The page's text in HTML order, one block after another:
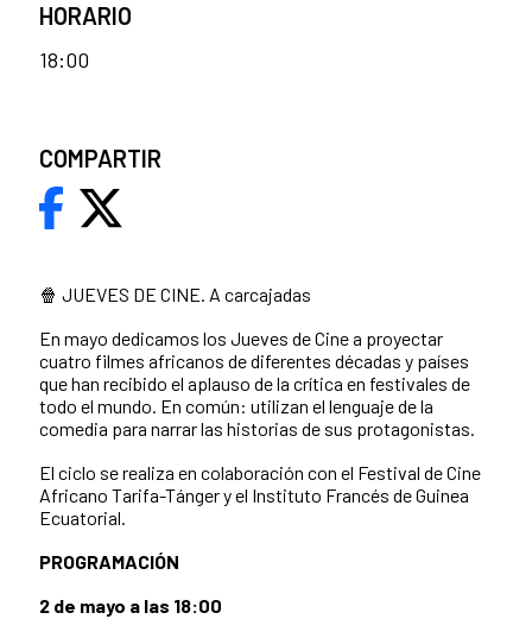
🍿 JUEVES DE CINE. A carcajadas
En mayo dedicamos los Jueves de Cine a proyectar
cuatro filmes africanos de diferentes décadas y países
que han recibido el aplauso de la crítica en festivales de
todo el mundo. En común: utilizan el lenguaje de la
comedia para narrar las historias de sus protagonistas.
El ciclo se realiza en colaboración con el Festival de Cine
Africano Tarifa-Tánger y el Instituto Francés de Guinea
Ecuatorial.
PROGRAMACIÓN
2 de mayo a las 18:00
HORARIO
18:00
COMPARTIR